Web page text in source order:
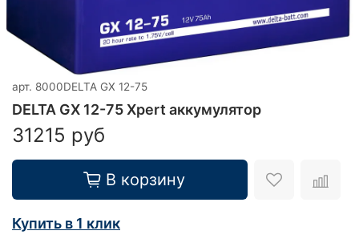
арт. 8000DELTA GX 12-75
DELTA GX 12-75 Xpert аккумулятор
31215 руб
В корзину
Купить в 1 клик